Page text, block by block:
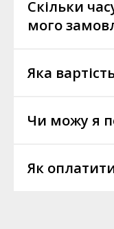
Скільки
мого
Яка
Чи можу я
Як